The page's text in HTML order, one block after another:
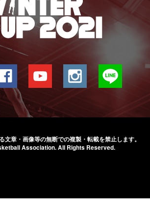
文章・画像等の無断での複製・転載を禁止します。
Association.All Rights Reserved.